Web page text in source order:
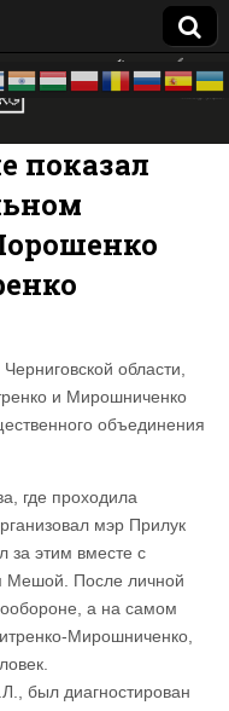
показал
области,
и Мирошниченко
объединения
где проходила
мэр Прилук
за этим вместе с
Мешой. После личной
а на самом
Мирошниченко,
был диагностирован